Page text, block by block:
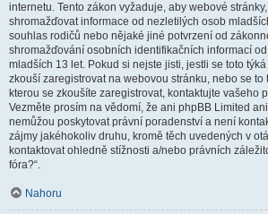
internetu. Tento zákon vyžaduje, aby webové
shromažďovat informace od nezletilých osob
souhlas rodičů nebo nějaké jiné potvrzení od
shromažďování osobních identifikačních informací
mladších 13 let. Pokud si nejste jisti, jestli se toto
zkouší zaregistrovat na webovou stránku, nebo se to
kterou se zkoušíte zaregistrovat, kontaktujte vašeho
Vezměte prosím na vědomí, že ani phpBB Limited
nemůžou poskytovat právní poradenství a není
zájmy jakéhokoliv druhu, kromě těch uvedených v
kontaktovat ohledně stížnosti a/nebo právních
fóra?“.
Nahoru